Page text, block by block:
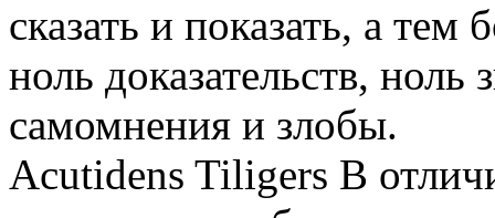
сказать и показать, а тем
ноль доказательств,
самомнения и злобы.
Acutidens Tiligers В